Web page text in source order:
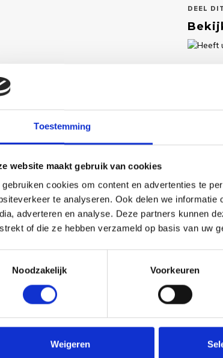
Toestemming
website maakt gebruik van cookies
gebruiken cookies om content en advertenties te
te analyseren. Ook delen we
adverteren en analyse. Deze partners kunnen
of die ze hebben verzameld op basis van uw
Noodzakelijk
Voorkeuren
Weigeren
DEEL
Onze
70,00 gratis (NL) Goedgekeurd door
in 6 draden, lengte 8 meter.